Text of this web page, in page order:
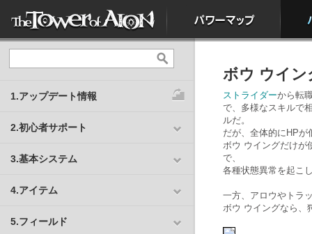
1.アップデート情報
2.初心者サポート
3.基本システム
4.アイテム
5.フィールド
ボウ ウイン
ストライダーから転
で、多様なスキルで
ルだ。
だが、全体的にHP
ボウ ウイングだけが
で、
各種状態異常を起こ
一方、アロウやトラ
ボウ ウイングなら、